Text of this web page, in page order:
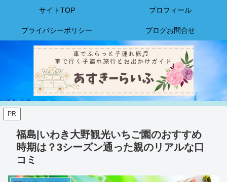
サイトTOP プロフィール
プライバシーポリシー ブログお問合せ
PR
福島|いわき大野観光いちご園のおすすめ
時期は？3シーズン通った親のリアルな口
コミ